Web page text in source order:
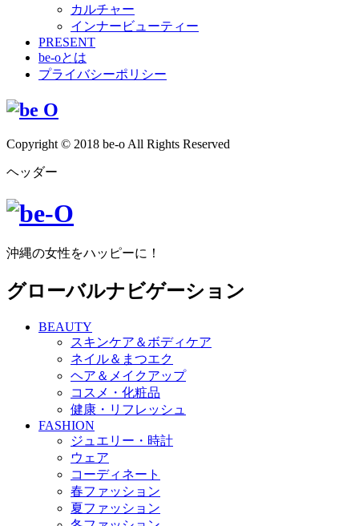
カルチャー
インナービューティー
PRESENT
be-oとは
プライバシーポリシー
Copyright © 2018 be-o All Rights Reserved
ヘッダー
沖縄の女性をハッピーに！
グローバルナビゲーション
BEAUTY
スキンケア＆ボディケア
ネイル＆まつエク
ヘア＆メイクアップ
コスメ・化粧品
健康・リフレッシュ
FASHION
ジュエリー・時計
ウェア
コーディネート
春ファッション
夏ファッション